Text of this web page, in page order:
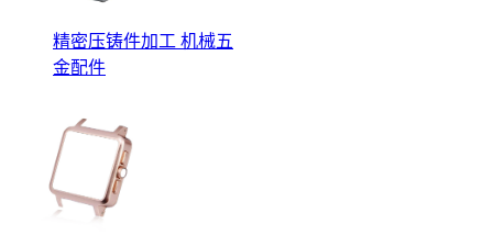
精密压铸件加工 机械五
金配件